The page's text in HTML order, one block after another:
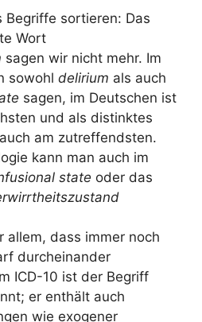
Begriffe sortieren: Das
Wort
sagen wir nicht mehr. Im
sowohl delirium als auch
sagen, im Deutschen ist
und als distinktes
am zutreffendsten.
kann man auch im
state oder das
allem, dass immer noch
durcheinander
ICD-10 ist der Begriff
er enthält auch
wie exogener